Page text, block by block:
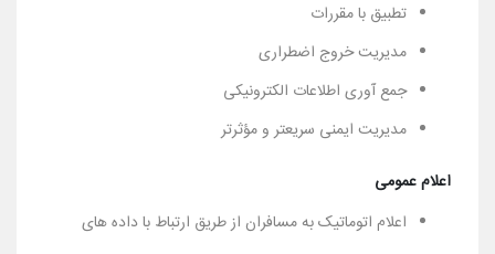
تطبیق با مقررات
مدیریت خروج اضطراری
جمع آوری اطلاعات الکترونیکی
مدیریت ایمنی سریعتر و مؤثرتر
اعلام عمومی
اعلام اتوماتیک به مسافران از طریق ارتباط با داده های